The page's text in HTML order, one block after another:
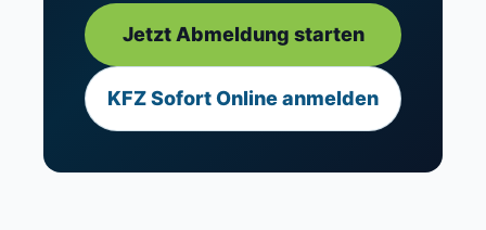
Jetzt Abmeldung starten
KFZ Sofort Online anmelden